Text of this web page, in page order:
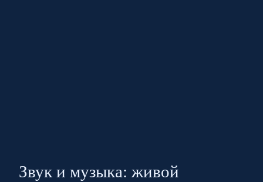
Звук и музыка: живой